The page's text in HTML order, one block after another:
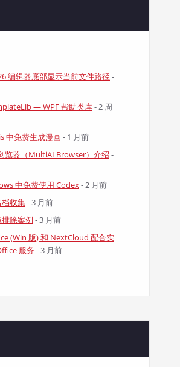
编辑器底部显示当前文件路径 -
— WPF 帮助类库- 2 周
中免费生成漫画- 1 月前
览器（MultiAI Browser）介绍 -
中免费使用 Codex- 2 月前
收集- 3 月前
除案例 - 3 月前
(Win 版) 和 NextCloud 配合实
服务 - 3 月前